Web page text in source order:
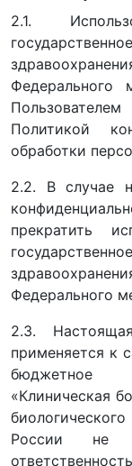
2.1.
Федерального
Политикой
обработки
2.2. В случае
прекратить
Федерального
2.3.
применяется к
бюджетное
«Клиническая
России не